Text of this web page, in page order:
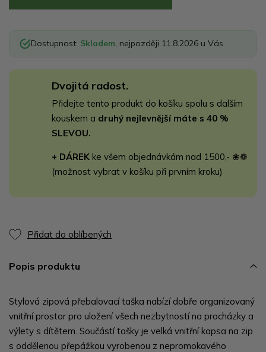
Dostupnost: Skladem, nejpozději 11.8.2026 u Vás
Dvojitá radost.
Přidejte tento produkt do košíku spolu s dalším
kouskem a druhý nejlevnější máte s 40 %
SLEVOU.
+ DÁREK ke všem objednávkám nad 1500,- ❀❁
(možnost vybrat v košíku při prvním kroku)
Přidat do oblíbených
Popis produktu
Stylová zipová přebalovací taška nabízí dobře organizovaný
vnitřní prostor pro uložení všech nezbytností na procházky a
výlety s dítětem. Součástí tašky je velká vnitřní kapsa na zip
s oddělenou přepážkou vyrobenou z nepromokavého